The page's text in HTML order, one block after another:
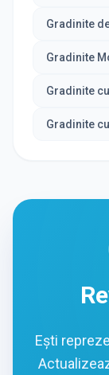
Gradinite
Gradinite
Gradinite
Gradinite
Ești